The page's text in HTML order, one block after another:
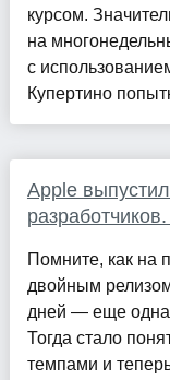
курсом.
на
с
Купертино
Apple
Помните, как на
двойным
дней — еще одна
Тогда стало
темпами и